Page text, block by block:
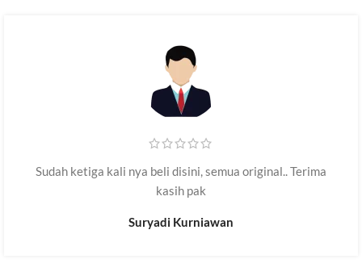
Sudah ketiga kali nya beli disini, semua original.. Terima
kasih pak
Suryadi Kurniawan